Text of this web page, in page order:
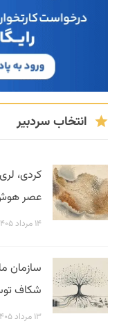
انتخاب سردبیر
کردی،
عصر هوش
۱۴ مرداد ۱۴۰۵
سازمان
شکاف
۱۳ مرداد ۱۴۰۵